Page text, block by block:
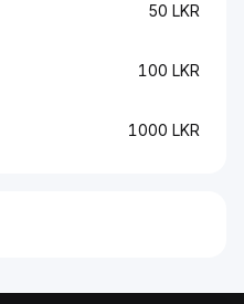
50 LKR
100 LKR
1000 LKR